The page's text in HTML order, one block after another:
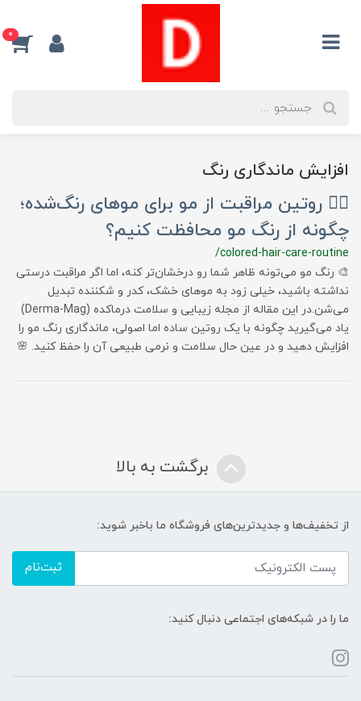
0
افزایش ماندگاری رنگ
💇‍♀️ روتین مراقبت از مو برای موهای رنگ‌شده؛
چگونه از رنگ مو محافظت کنیم؟
/colored-hair-care-routine
🎨 رنگ مو می‌تونه ظاهر شما رو درخشان‌تر کنه، اما اگر مراقبت درستی
نداشته باشید، خیلی زود به موهای خشک، کدر و شکننده تبدیل
می‌شن.در این مقاله از مجله زیبایی و سلامت درماکده (Derma-Mag)
یاد می‌گیرید چگونه با یک روتین ساده اما اصولی، ماندگاری رنگ مو را
افزایش دهید و در عین حال سلامت و نرمی طبیعی آن را حفظ کنید. 🌸
برگشت به بالا
از تخفیف‌ها و جدیدترین‌های فروشگاه ما باخبر شوید:
ثبت‌نام
ما را در شبکه‌های اجتماعی دنبال کنید: